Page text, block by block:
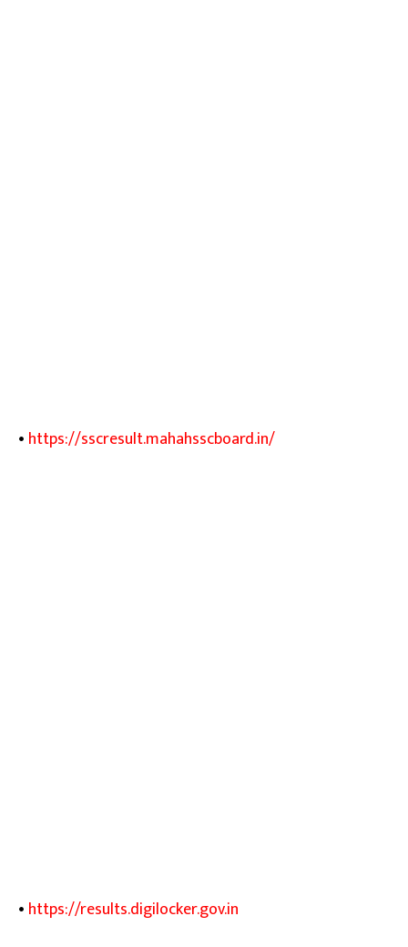
• https://sscresult.mahahsscboard.in/
• https://results.digilocker.gov.in